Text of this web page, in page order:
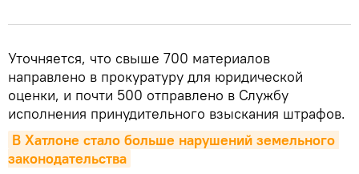
Уточняется, что свыше 700 материалов
направлено в прокуратуру для юридической
оценки, и почти 500 отправлено в Службу
исполнения принудительного взыскания штрафов.
В Хатлоне стало больше нарушений земельного
законодательства